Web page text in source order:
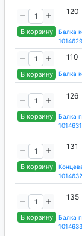
В корзину
120
Балка
1014629
В корзину
110
Балка
В корзину
126
Балка
1014631
В корзину
131
1014632
В корзину
135
Балка
1014633